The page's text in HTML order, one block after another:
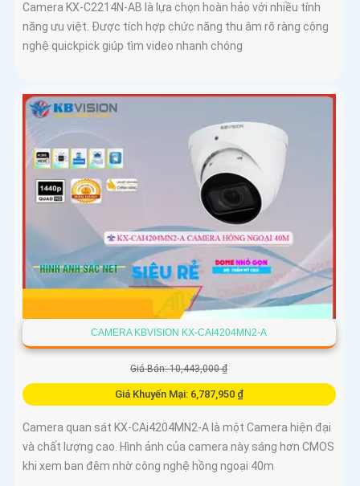
Camera KX-C2214N-AB là lựa chọn hoàn hảo với nhiều tính
năng ưu việt. Được tích hợp chức năng thu âm rõ ràng công
nghệ quickpick giúp tìm video nhanh chóng
CAMERA KBVISION KX-CAI4204MN2-A
Giá Bán: 10,443,000 ₫
Giá Khuyến Mại: 6,787,950 ₫
Camera quan sát KX-CAi4204MN2-A là một Camera hiện đại
và chất lượng cao. Hình ảnh của camera này sáng hơn CMOS
khi xem ban đêm nhờ công nghệ hồng ngoại 40m